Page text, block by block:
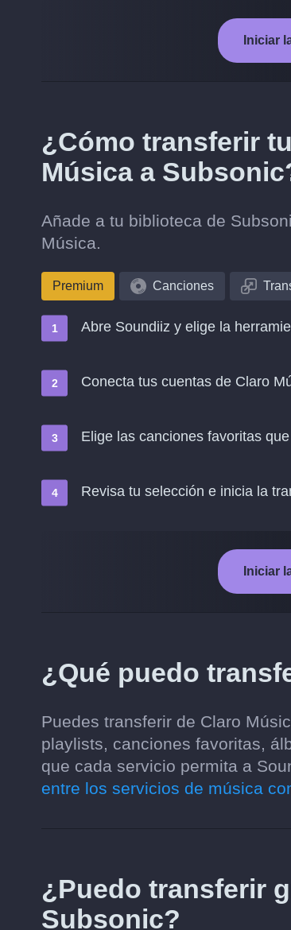
Iniciar
¿Cómo transferir
Música a
Añade a tu biblioteca de
Música.
Premium Canciones
Abre Soundiiz y elige la
Conecta tus cuentas de Claro
Elige las canciones favoritas
Revisa tu selección e inicia la
Iniciar
¿Qué puedo
Puedes transferir de Claro
playlists, canciones favoritas,
que cada servicio permita a
entre los servicios de música
¿Puedo transferir
Subsonic?